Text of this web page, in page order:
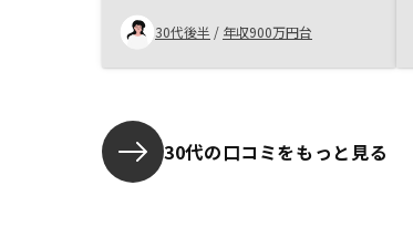
り、2件目購入を決めました。大き
な金額が動くので最初は不安もあり
ましたが、今となってはもっと早く
30代後半 / 年収900万円台
30代の口コミをもっと見る